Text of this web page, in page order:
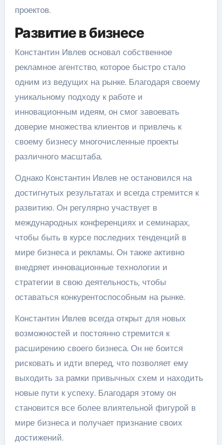
проектов.
Развитие в бизнесе
Константин Ивлев основал собственное
рекламное агентство, которое быстро стало
одним из ведущих на рынке. Благодаря своему
уникальному подходу к работе и
инновационным идеям, он смог завоевать
доверие множества клиентов и привлечь к
своему бизнесу многочисленные проекты
различного масштаба.
Однако Константин Ивлев не остановился на
достигнутых результатах и всегда стремится к
развитию. Он регулярно участвует в
международных конференциях и семинарах,
чтобы быть в курсе последних тенденций в
мире бизнеса и рекламы. Он также активно
внедряет инновационные технологии и
стратегии в свою деятельность, чтобы
оставаться конкурентоспособным на рынке.
Константин Ивлев всегда открыт для новых
возможностей и постоянно стремится к
расширению своего бизнеса. Он не боится
рисковать и идти вперед, что позволяет ему
выходить за рамки привычных схем и находить
новые пути к успеху. Благодаря этому он
становится все более влиятельной фигурой в
мире бизнеса и получает признание своих
достижений.